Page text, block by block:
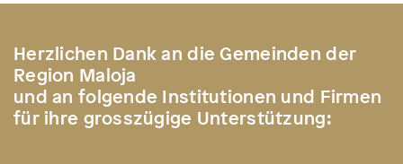
Herzlichen Dank an die Gemeinden der
Region Maloja
und an folgende Institutionen und Firmen
für ihre grosszügige Unterstützung: